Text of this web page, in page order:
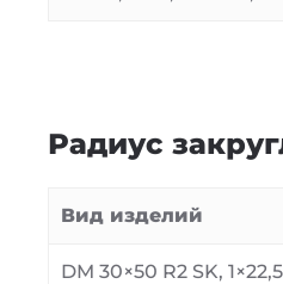
Радиус
Вид изделий
DM 30×50 R2 SK,